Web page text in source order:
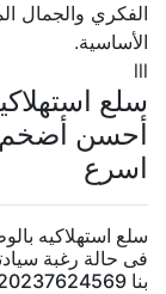
الفكري والجمال
الأساسية.
سلع
أحسن أضخم
اسرع
سلع استهلاكيه
فى حالة رغبة
بنا 20237624569